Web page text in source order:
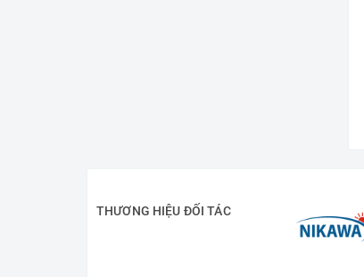
THƯƠNG HIỆU ĐỐI TÁC